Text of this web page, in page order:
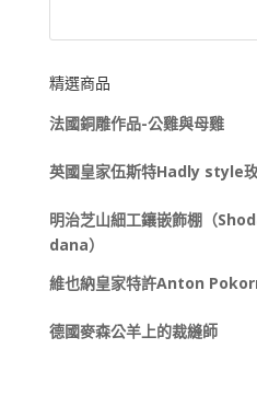
精選商品
法國銅雕作品-公雞與母雞
英國皇家伍斯特Hadly style
明治芝山細工鑲嵌飾棚（
dana）
維也納皇家特許Anton
德國麥森公羊上的裁縫師